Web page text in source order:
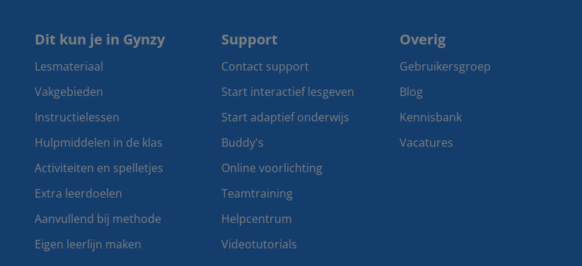
Dit kun je in Gynzy
Lesmateriaal
Vakgebieden
Instructielessen
Hulpmiddelen in de klas
Activiteiten en spelletjes
Extra leerdoelen
Aanvullend bij methode
Eigen leerlijn maken
Support
Contact support
Start interactief lesgeven
Start adaptief onderwijs
Buddy's
Online voorlichting
Teamtraining
Helpcentrum
Videotutorials
Overig
Gebruikersgroep
Blog
Kennisbank
Vacatures